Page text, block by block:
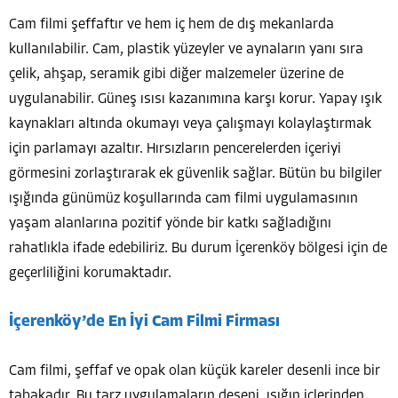
Cam filmi şeffaftır ve hem iç hem de dış mekanlarda
kullanılabilir. Cam, plastik yüzeyler ve aynaların yanı sıra
çelik, ahşap, seramik gibi diğer malzemeler üzerine de
uygulanabilir. Güneş ısısı kazanımına karşı korur. Yapay ışık
kaynakları altında okumayı veya çalışmayı kolaylaştırmak
için parlamayı azaltır. Hırsızların pencerelerden içeriyi
görmesini zorlaştırarak ek güvenlik sağlar. Bütün bu bilgiler
ışığında günümüz koşullarında cam filmi uygulamasının
yaşam alanlarına pozitif yönde bir katkı sağladığını
rahatlıkla ifade edebiliriz. Bu durum İçerenköy bölgesi için de
geçerliliğini korumaktadır.
İçerenköy’de En İyi Cam Filmi Firması
Cam filmi, şeffaf ve opak olan küçük kareler desenli ince bir